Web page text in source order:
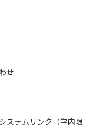
せ
ステムリンク（学内限